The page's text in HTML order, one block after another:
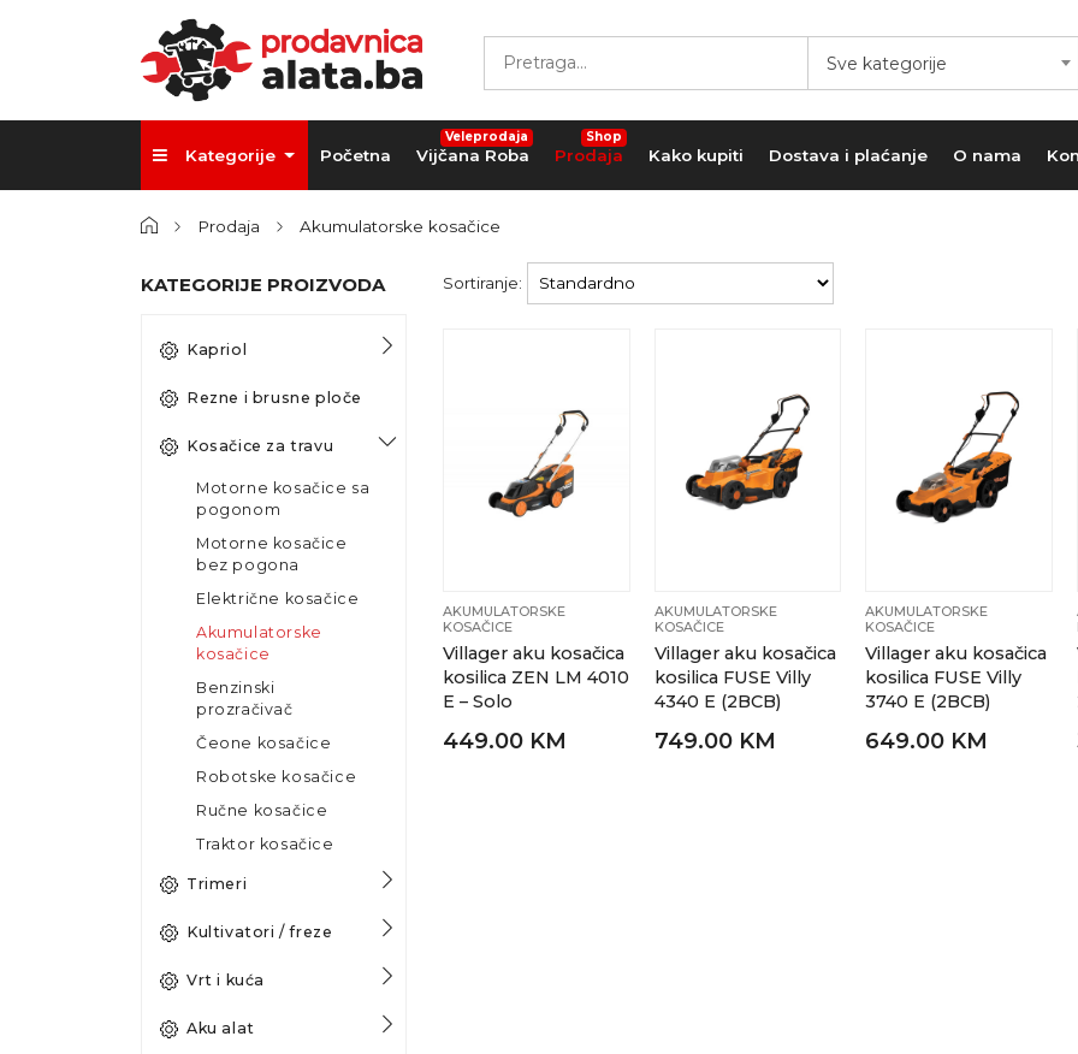
Sve kategorije
Kategorije Početna Vijčana Roba
Veleprodaja
Prodaja
Shop
Kako kupiti Dostava i plaćanje O nama
Prodaja Akumulatorske kosačice
KATEGORIJE PROIZVODA
Kapriol
Rezne i brusne ploče
Kosačice za travu
Motorne kosačice sa
pogonom
Motorne kosačice
bez pogona
Električne kosačice
Akumulatorske
kosačice
Benzinski
prozračivač
Čeone kosačice
Robotske kosačice
Ručne kosačice
Traktor kosačice
Trimeri
Kultivatori / freze
Vrt i kuća
Aku alat
Sortiranje:
AKUMULATORSKE
KOSAČICE
Villager aku kosačica
kosilica ZEN LM 4010
E – Solo
449.00 KM
AKUMULATORSKE
KOSAČICE
Villager aku kosačica
kosilica FUSE Villy
4340 E (2BCB)
749.00 KM
AKUMULATORSKE
KOSAČICE
Villager aku kosačica
kosilica FUSE Villy
3740 E (2BCB)
649.00 KM